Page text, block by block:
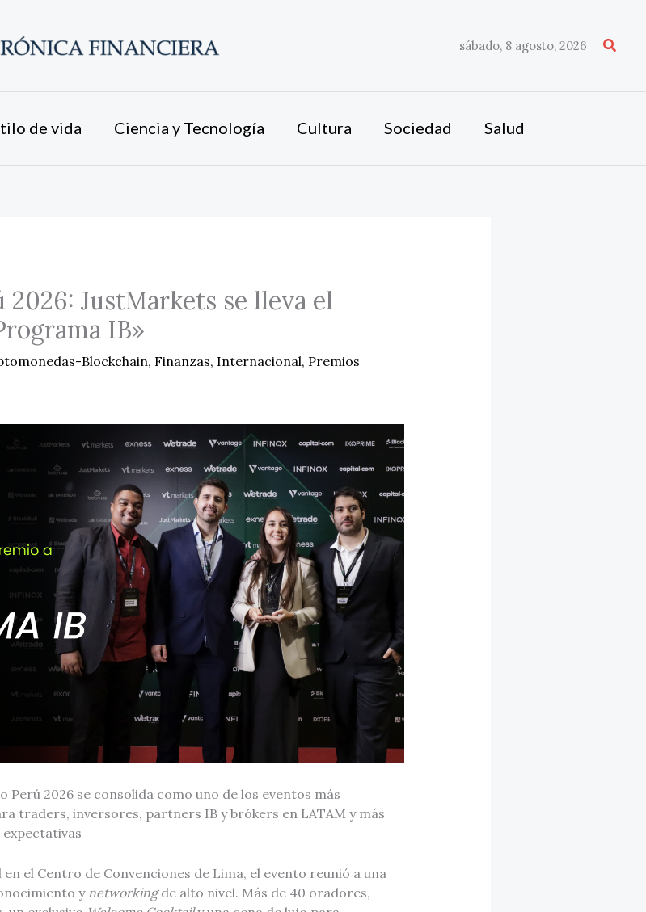
sábado, 8 agosto, 2026
de vida Ciencia y Tecnología Cultura Sociedad Salud
JustMarkets se lleva el
IB»
Blockchain, Finanzas, Internacional, Premios
Perú 2026 se consolida como uno de los eventos más
traders, inversores, partners IB y brókers en LATAM y más
expectativas
en el Centro de Convenciones de Lima, el evento reunió a una
y networkingde alto nivel. Más de 40 oradores,